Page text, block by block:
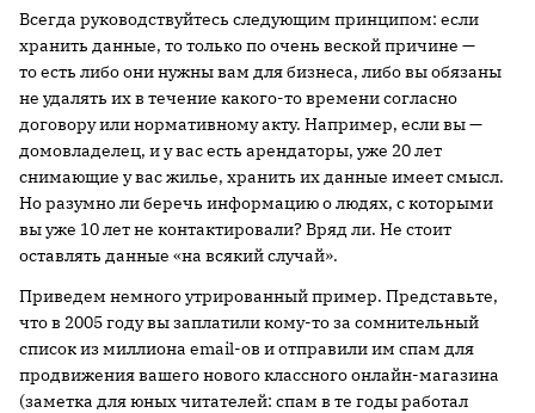
Всегда руководствуйтесь следующим принципом: если
хранить данные, то только по очень веской причине —
то есть либо они нужны вам для бизнеса, либо вы обязаны
не удалять их в течение какого-то времени согласно
договору или нормативному акту. Например, если вы —
домовладелец, и у вас есть арендаторы, уже 20 лет
снимающие у вас жилье, хранить их данные имеет смысл.
Но разумно ли беречь информацию о людях, с которыми
вы уже 10 лет не контактировали? Вряд ли. Не стоит
оставлять данные «на всякий случай».
Приведем немного утрированный пример. Представьте,
что в 2005 году вы заплатили кому-то за сомнительный
список из миллиона email-ов и отправили им спам для
продвижения вашего нового классного онлайн-магазина
(заметка для юных читателей: спам в те годы работал